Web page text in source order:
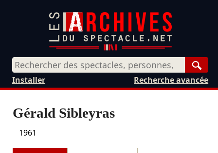
Recherche avancée
Installer
Gérald Sibleyras
1961